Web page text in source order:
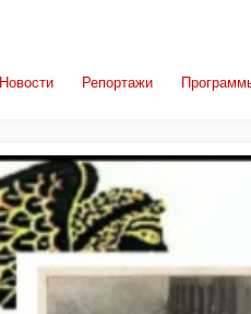
Новости Репортажи